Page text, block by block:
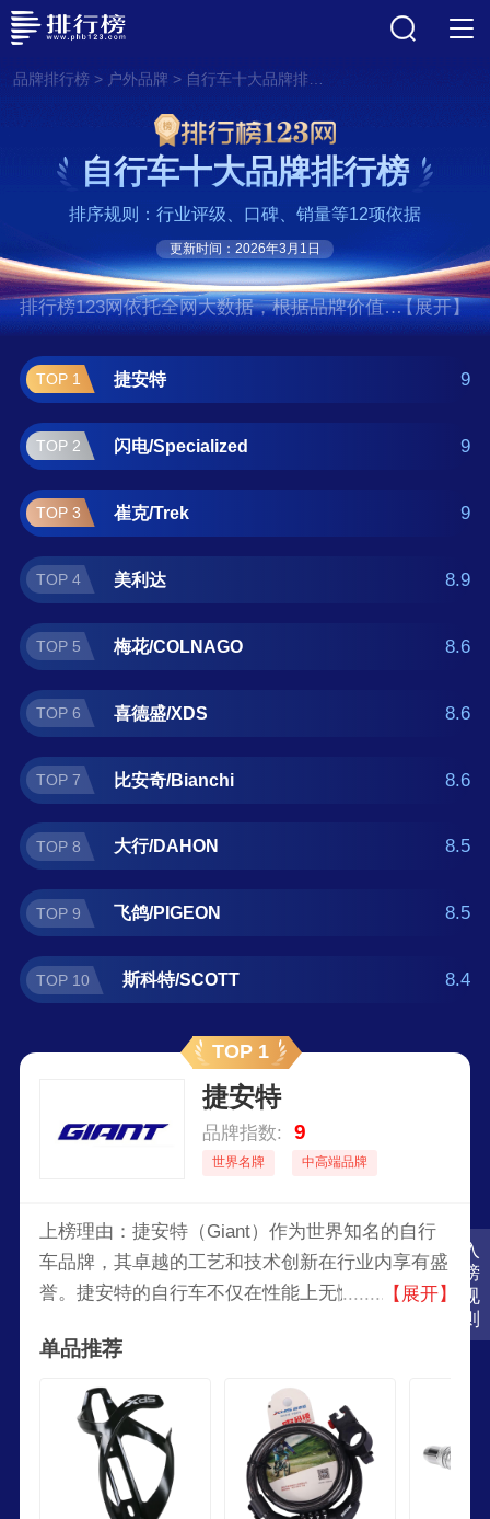
品牌排行榜> 户外品牌 > 自行车十大品牌排行榜
入
榜
规
则
自行车十大品牌排行榜
排序规则：行业评级、口碑、销量等12项依据
更新时间：2026年3月1日
排行榜123网依托全网大数据，根据品牌价值、
口碑评价等多项指数评选出了自行车十大品牌
排行榜,前十名分别是捷安特、闪
电/Specialized、崔克/Trek、美利达、梅
花/COLNAGO、喜德盛/XDS、比安
奇/Bianchi、大行/DAHON、飞鸽/PIGEON、斯
科特/SCOTT。如果您正在查找自行车什么牌子
好？那么本自行车十大品牌榜单可供您作为选
购参考，我们致力于用最真实的用户数据推荐
口碑最好的自行车品牌，让您选得放心。(榜单
【展开】
TOP 1 捷安特 9
TOP 2 闪电/Specialized 9
TOP 3 崔克/Trek 9
TOP 4 美利达 8.9
TOP 5 梅花/COLNAGO 8.6
TOP 6 喜德盛/XDS 8.6
TOP 7 比安奇/Bianchi 8.6
TOP 8 大行/DAHON 8.5
TOP 9 飞鸽/PIGEON 8.5
TOP 10 斯科特/SCOTT 8.4
TOP 1
捷安特
品牌指数: 9
世界名牌 中高端品牌
上榜理由：捷安特（Giant）作为世界知名的自行
车品牌，其卓越的工艺和技术创新在行业内享有盛
誉。捷安特的自行车不仅在性能上无懈可击，更通
体验。无论是山地、道路还是城市骑行，捷安特都
能满足不同骑行爱好者的需求。其先进的碳纤维技
术和精准的车架设计，使得每一台自行车都具备轻
量化与坚固性的完美平衡。选择捷安特，不仅是选
择一台自行车，更是选择一种健康、环保、高品质
的生活方式。这些优势不仅能带来舒适的骑行体
【展开】
单品推荐